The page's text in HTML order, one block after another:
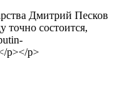
Дмитрий Песков
точно состоится,
p></p>